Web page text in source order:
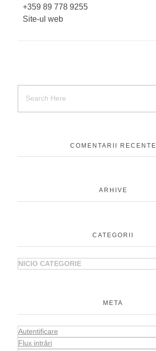
+359 89 778 9255
Site-ul web
COMENTARII RECENTE
ARHIVE
CATEGORII
NICIO CATEGORIE
META
Autentificare
Flux intrări